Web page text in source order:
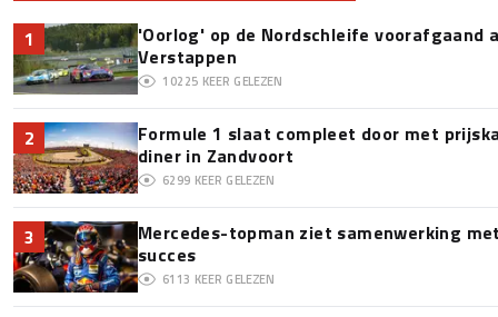
1
'Oorlog' op de Nordschleife voorafgaand
Verstappen
10225 KEER GELEZEN
2
Formule 1 slaat compleet door met
diner in Zandvoort
6299 KEER GELEZEN
3
Mercedes-topman ziet samenwerking
succes
6113 KEER GELEZEN